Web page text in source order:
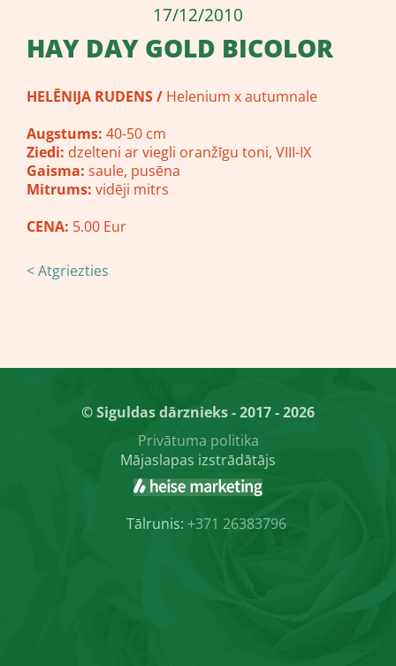
17/12/2010
HAY DAY GOLD BICOLOR
HELĒNIJA RUDENS / Helenium x autumnale
Augstums: 40-50 cm
Ziedi: dzelteni ar viegli oranžīgu toni, VIII-IX
Gaisma: saule, pusēna
Mitrums: vidēji mitrs
CENA: 5.00 Eur
< Atgriezties
© Siguldas dārznieks - 2017 - 2026
Privātuma politika
Mājaslapas izstrādātājs
Tālrunis: +371 26383796